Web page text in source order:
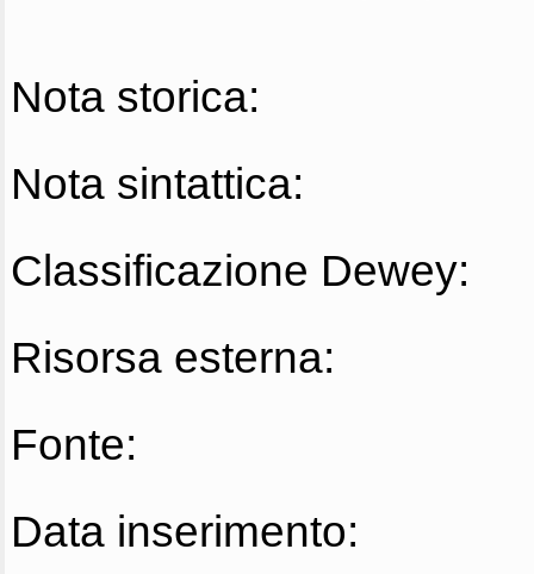
Nota storica:
Nota sintattica:
Classificazione Dewey:
Risorsa esterna:
Fonte:
Data inserimento: